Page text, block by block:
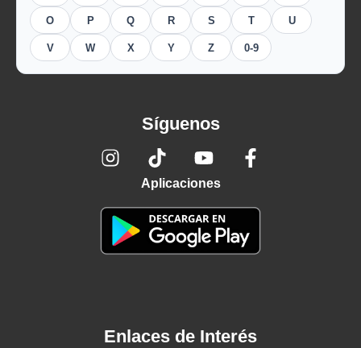
O P Q R S T U
V W X Y Z 0-9
Síguenos
Aplicaciones
Enlaces de Interés